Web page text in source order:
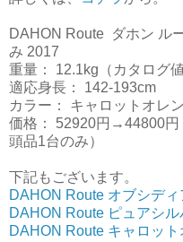
DAHON Route ダホン ル
み 2017
重量： 12.1kg（カタログ値
適応身長： 142-193cm
カラー： キャロットオレ
価格： 52920円→44800円
頭品1台のみ）
下記もございます。
DAHON Route オブシディ
DAHON Route ピュアシル
DAHON Route キャロット